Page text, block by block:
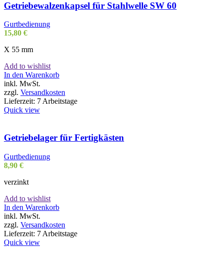
Getriebewalzenkapsel für Stahlwelle SW 60
Gurtbedienung
15,80 €
X 55 mm
Add to wishlist
In den Warenkorb
inkl. MwSt.
zzgl. Versandkosten
Lieferzeit: 7 Arbeitstage
Quick view
Getriebelager für Fertigkästen
Gurtbedienung
8,90 €
verzinkt
Add to wishlist
In den Warenkorb
inkl. MwSt.
zzgl. Versandkosten
Lieferzeit: 7 Arbeitstage
Quick view